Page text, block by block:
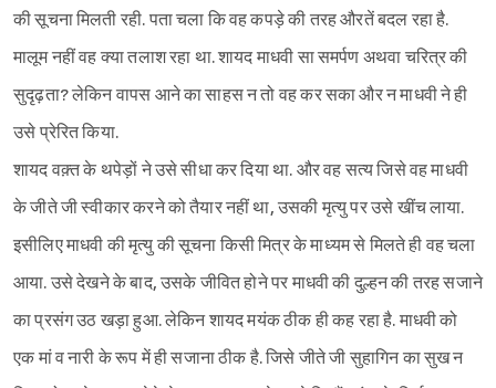
की सूचना मिलती रही. पता चला कि वह कपड़े की तरह औरतें बदल रहा है.
मालूम नहीं वह क्या तलाश रहा था. शायद माधवी सा समर्पण अथवा चरित्र की
सुदृढ़ता? लेकिन वापस आने का साहस न तो वह कर सका और न माधवी ने ही
उसे प्रेरित किया.
शायद वक़्त के थपेड़ों ने उसे सीधा कर दिया था. और वह सत्य जिसे वह माधवी
के जीते जी स्वीकार करने को तैयार नहीं था, उसकी मृत्यु पर उसे खींच लाया.
इसीलिए माधवी की मृत्यु की सूचना किसी मित्र के माध्यम से मिलते ही वह चला
आया. उसे देखने के बाद, उसके जीवित होने पर माधवी की दुल्हन की तरह सजाने
का प्रसंग उठ खड़ा हुआ. लेकिन शायद मयंक ठीक ही कह रहा है. माधवी को
एक मां व नारी के रूप में ही सजाना ठीक है. जिसे जीते जी सुहागिन का सुख न